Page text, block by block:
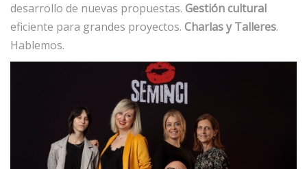
desarrollo de nuevas propuestas. Gestión cultural
eficiente para grandes proyectos. Charlas y Talleres.
Hablemos.